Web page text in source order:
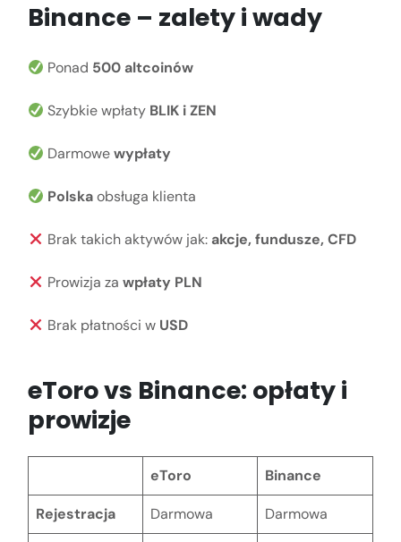
Binance – zalety i wady
Ponad 500 altcoinów
Szybkie wpłatyBLIK i ZEN
Darmowewypłaty
Polskaobsługa klienta
Brak takich aktywów jak: akcje, fundusze, CFD
Prowizja za wpłaty PLN
Brak płatności wUSD
eToro vs Binance: opłaty i
prowizje
eToro Binance
Rejestracja Darmowa Darmowa